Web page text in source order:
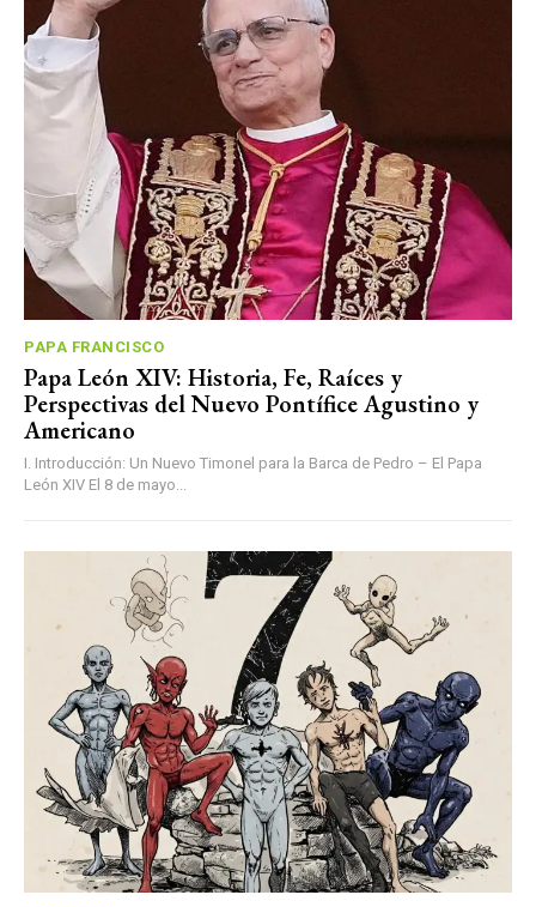
PAPA FRANCISCO
Papa León XIV: Historia, Fe, Raíces y
Perspectivas del Nuevo Pontífice Agustino y
Americano
I. Introducción: Un Nuevo Timonel para la Barca de Pedro – El Papa
León XIV El 8 de mayo...